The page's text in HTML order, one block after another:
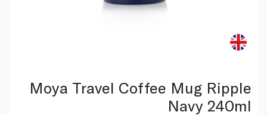
Moya Travel Coffee Mug Ripple
Navy 240ml